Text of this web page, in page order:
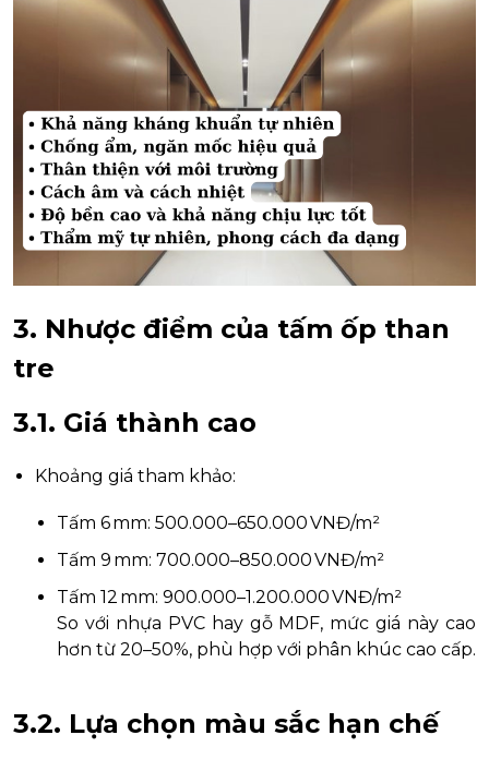
3. Nhược điểm của tấm ốp than
tre
3.1. Giá thành cao
Khoảng giá tham khảo:
Tấm 6 mm: 500.000–650.000 VNĐ/m²
Tấm 9 mm: 700.000–850.000 VNĐ/m²
Tấm 12 mm: 900.000–1.200.000 VNĐ/m²
So với nhựa PVC hay gỗ MDF, mức giá này cao
hơn từ 20–50%, phù hợp với phân khúc cao cấp.
3.2. Lựa chọn màu sắc hạn chế